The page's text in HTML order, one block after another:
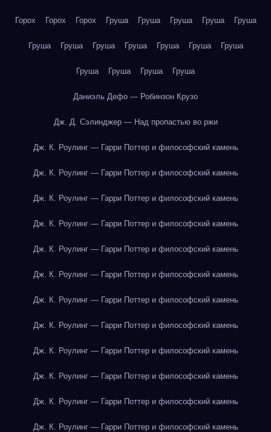
Горох Горох Горох Груша Груша Груша Груша Груша
Груша Груша Груша Груша Груша Груша Груша
Груша Груша Груша Груша
Даниэль Дефо — Робинзон Крузо
Дж. Д. Сэлинджер — Над пропастью во ржи
Дж. К. Роулинг — Гарри Поттер и философский камень
Дж. К. Роулинг — Гарри Поттер и философский камень
Дж. К. Роулинг — Гарри Поттер и философский камень
Дж. К. Роулинг — Гарри Поттер и философский камень
Дж. К. Роулинг — Гарри Поттер и философский камень
Дж. К. Роулинг — Гарри Поттер и философский камень
Дж. К. Роулинг — Гарри Поттер и философский камень
Дж. К. Роулинг — Гарри Поттер и философский камень
Дж. К. Роулинг — Гарри Поттер и философский камень
Дж. К. Роулинг — Гарри Поттер и философский камень
Дж. К. Роулинг — Гарри Поттер и философский камень
Дж. К. Роулинг — Гарри Поттер и философский камень